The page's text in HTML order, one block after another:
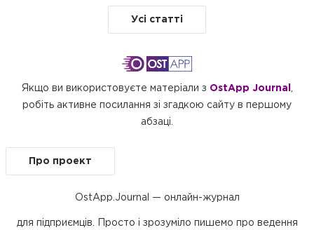
Усі статті
Якщо ви використовуєте матеріали з OstApp Journal
робіть активне посилання зі згадкою сайту в першому
абзаці.
Про проект
OstApp.Journal — онлайн-журнал
для підприємців. Просто і зрозуміло пишемо про ведення